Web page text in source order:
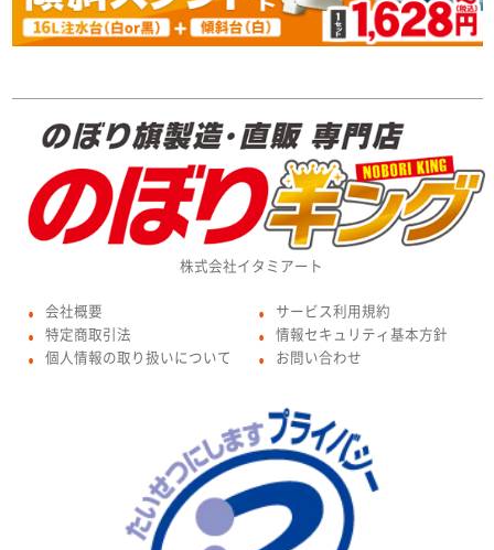
株式会社イタミアート
● 会社概要
● 特定商取引法
● 個人情報の取り扱いについて
● サービス利用規約
● 情報セキュリティ基本方針
● お問い合わせ